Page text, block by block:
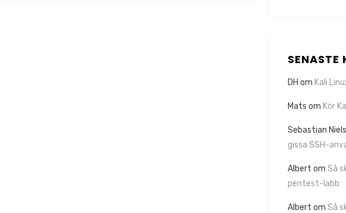
SENASTE
DH om Kali
Mats om Kör
Sebastian
gissa SSH-
Albert om Så
pentest-labb
Albert om Så